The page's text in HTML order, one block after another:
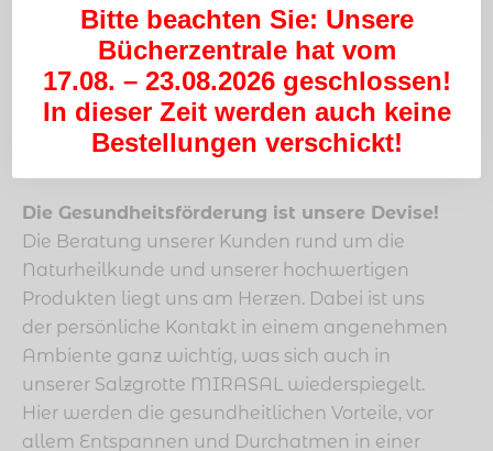
diesen – teilweise schon fast in Vergessenheit
geratenen – Wissensschatz zu erhalten und die
Anwendungsmöglichkeiten und Grenzen von
Heilmitteln aus der Natur in Kursen und
Seminaren allen Interessierten zugänglich zu
machen.
Die Gesundheitsförderung ist unsere Devise!
Die Beratung unserer Kunden rund um die
Naturheilkunde und unserer hochwertigen
Produkten liegt uns am Herzen. Dabei ist uns
der persönliche Kontakt in einem angenehmen
Ambiente ganz wichtig, was sich auch in
unserer Salzgrotte MIRASAL wiederspiegelt.
Hier werden die gesundheitlichen Vorteile, vor
allem Entspannen und Durchatmen in einer
Bitte beachten Sie: Unsere
Bücherzentrale hat vom
17.08. – 23.08.2026 geschlossen!
In dieser Zeit werden auch keine
Bestellungen verschickt!